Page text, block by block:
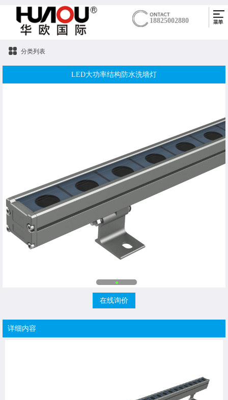
18825002880
分类列表
LED大功率结构防水洗墙灯
在线询价
详细内容